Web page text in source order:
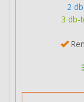
2 db
3 db-